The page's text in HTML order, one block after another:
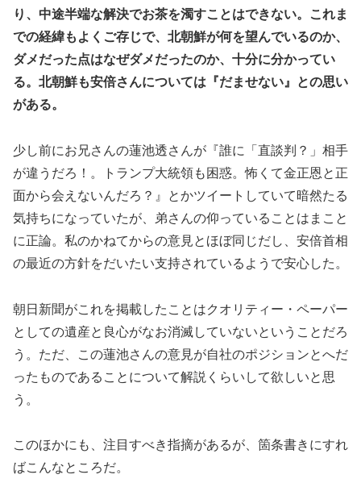
り、中途半端な解決でお茶を濁すことはできない。これま
での経緯もよくご存じで、北朝鮮が何を望んでいるのか、
ダメだった点はなぜダメだったのか、十分に分かってい
る。北朝鮮も安倍さんについては『だませない』との思い
がある。
少し前にお兄さんの蓮池透さんが『誰に「直談判？」相手
が違うだろ！。トランプ大統領も困惑。怖くて金正恩と正
面から会えないんだろ？』とかツイートしていて暗然たる
気持ちになっていたが、弟さんの仰っていることはまこと
に正論。私のかねてからの意見とほぼ同じだし、安倍首相
の最近の方針をだいたい支持されているようで安心した。
朝日新聞がこれを掲載したことはクオリティー・ペーパー
としての遺産と良心がなお消滅していないということだろ
う。ただ、この蓮池さんの意見が自社のポジションとへだ
ったものであることについて解説くらいして欲しいと思
う。
このほかにも、注目すべき指摘があるが、箇条書きにすれ
ばこんなところだ。